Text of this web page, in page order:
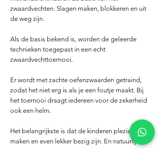
zwaardvechten. Slagen maken, blokkeren en uit
de weg zijn.
Als de basis bekend is, worden de geleerde
technieken toegepast in een echt
zwaardvechttoernooi.
Er wordt met zachte oefenzwaarden getraind,
zodat het niet erg is als je een foutje maakt. Bij
het toernooi draagt iedereen voor de zekerheid
ook een helm.
Het belangrijkste is dat de kinderen plezier
maken en even lekker bezig zijn. En natuurlijk